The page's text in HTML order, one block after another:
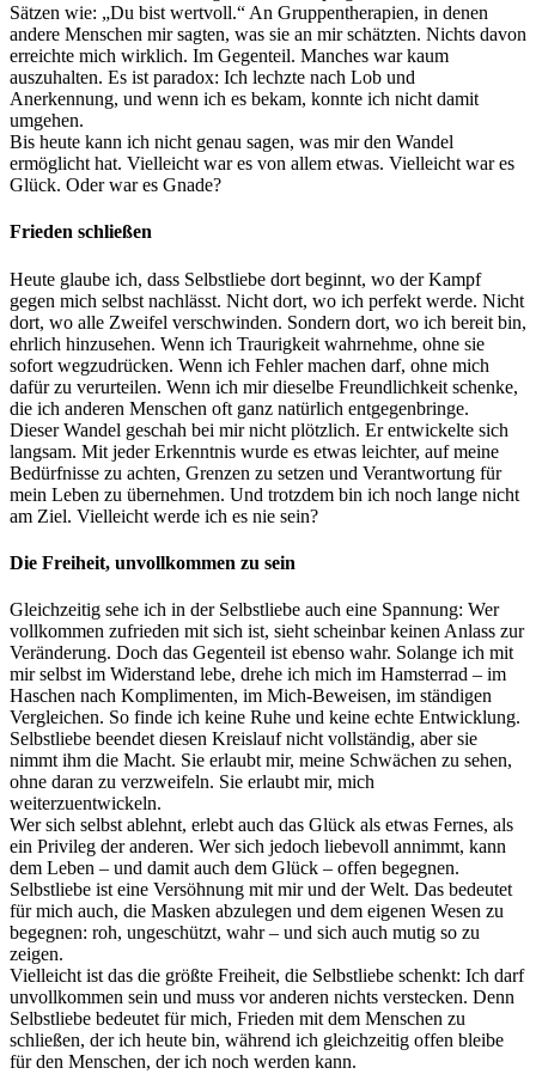
Sätzen wie: „Du bist wertvoll.“ An Gruppentherapien, in denen
andere Menschen mir sagten, was sie an mir schätzten. Nichts davon
erreichte mich wirklich. Im Gegenteil. Manches war kaum
auszuhalten. Es ist paradox: Ich lechzte nach Lob und
Anerkennung, und wenn ich es bekam, konnte ich nicht damit
umgehen.
Bis heute kann ich nicht genau sagen, was mir den Wandel
ermöglicht hat. Vielleicht war es von allem etwas. Vielleicht war es
Glück. Oder war es Gnade?
Frieden schließen
Heute glaube ich, dass Selbstliebe dort beginnt, wo der Kampf
gegen mich selbst nachlässt. Nicht dort, wo ich perfekt werde. Nicht
dort, wo alle Zweifel verschwinden. Sondern dort, wo ich bereit bin,
ehrlich hinzusehen. Wenn ich Traurigkeit wahrnehme, ohne sie
sofort wegzudrücken. Wenn ich Fehler machen darf, ohne mich
dafür zu verurteilen. Wenn ich mir dieselbe Freundlichkeit schenke,
die ich anderen Menschen oft ganz natürlich entgegenbringe.
Dieser Wandel geschah bei mir nicht plötzlich. Er entwickelte sich
langsam. Mit jeder Erkenntnis wurde es etwas leichter, auf meine
Bedürfnisse zu achten, Grenzen zu setzen und Verantwortung für
mein Leben zu übernehmen. Und trotzdem bin ich noch lange nicht
am Ziel. Vielleicht werde ich es nie sein?
Die Freiheit, unvollkommen zu sein
Gleichzeitig sehe ich in der Selbstliebe auch eine Spannung: Wer
vollkommen zufrieden mit sich ist, sieht scheinbar keinen Anlass zur
Veränderung. Doch das Gegenteil ist ebenso wahr. Solange ich mit
mir selbst im Widerstand lebe, drehe ich mich im Hamsterrad – im
Haschen nach Komplimenten, im Mich-Beweisen, im ständigen
Vergleichen. So finde ich keine Ruhe und keine echte Entwicklung.
Selbstliebe beendet diesen Kreislauf nicht vollständig, aber sie
nimmt ihm die Macht. Sie erlaubt mir, meine Schwächen zu sehen,
ohne daran zu verzweifeln. Sie erlaubt mir, mich
weiterzuentwickeln.
Wer sich selbst ablehnt, erlebt auch das Glück als etwas Fernes, als
ein Privileg der anderen. Wer sich jedoch liebevoll annimmt, kann
dem Leben – und damit auch dem Glück – offen begegnen.
Selbstliebe ist eine Versöhnung mit mir und der Welt. Das bedeutet
für mich auch, die Masken abzulegen und dem eigenen Wesen zu
begegnen: roh, ungeschützt, wahr – und sich auch mutig so zu
zeigen.
Vielleicht ist das die größte Freiheit, die Selbstliebe schenkt: Ich darf
unvollkommen sein und muss vor anderen nichts verstecken. Denn
Selbstliebe bedeutet für mich, Frieden mit dem Menschen zu
schließen, der ich heute bin, während ich gleichzeitig offen bleibe
für den Menschen, der ich noch werden kann.